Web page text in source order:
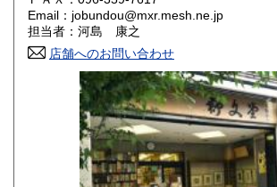
山口県 190円 徳島県
香川県 190円
190円 福岡県
190円 長崎県
190円 大分県
Email：jobundou@mxr.mesh.ne.jp
担当者：河島 康之
店舗へのお問い合わせ